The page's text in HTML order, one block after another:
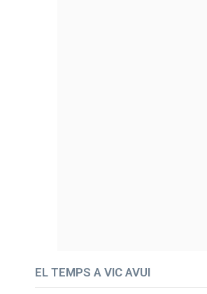
EL TEMPS A VIC AVUI